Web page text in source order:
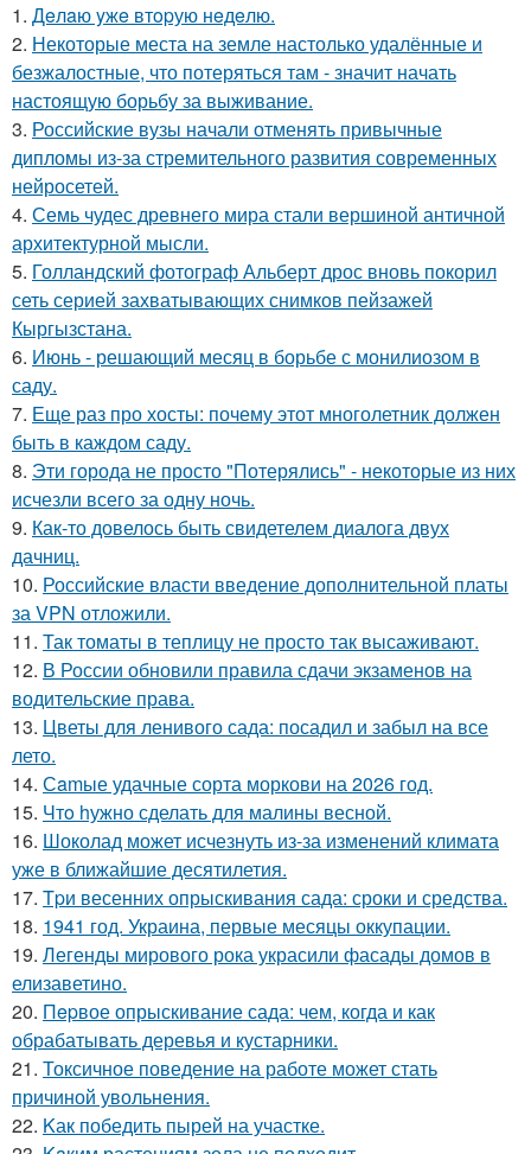
1. Дeлaю yжe втopую нeдeлю.
2. Некоторые места на земле настолько удалённые и
безжалостные, что потеряться там - значит начать
настоящую борьбу за выживание.
3. Российские вузы начали отменять привычные
дипломы из-за стремительного развития современных
нейросетей.
4. Семь чудес древнего мира стали вершиной античной
архитектурной мысли.
5. Голландский фотограф Альберт дрос вновь покорил
сеть серией захватывающих снимков пейзажей
Кыргызстана.
6. Июнь - решающий месяц в борьбе с монилиозом в
саду.
7. Еще раз про хосты: почему этот многолетник должен
быть в каждом саду.
8. Эти города не просто "Потерялись" - некоторые из них
исчезли всего за одну ночь.
9. Как-то довелось быть свидетелем диалога двух
дачниц.
10. Российские власти введение дополнительной платы
за VPN отложили.
11. Так томаты в теплицу не просто так высаживают.
12. В России обновили правила сдачи экзаменов на
водительские права.
13. Цветы для ленивого сада: посадил и забыл на все
лето.
14. Сamые удачные сорта моркови на 2026 год.
15. Чтo hужно сделать для малины весной.
16. Шоколад может исчезнуть из-за изменений климата
уже в ближайшие десятилетия.
17. Tpи весенних опрыскивания сада: сроки и средства.
18. 1941 год. Украина, первые месяцы оккупации.
19. Легенды мирового рока украсили фасады домов в
елизаветино.
20. Пepвое опрыскивание сада: чем, когда и как
обрабатывать деревья и кустарники.
21. Токсичное поведение на работе может стать
причиной увольнения.
22. Kак победить пырей на участке.